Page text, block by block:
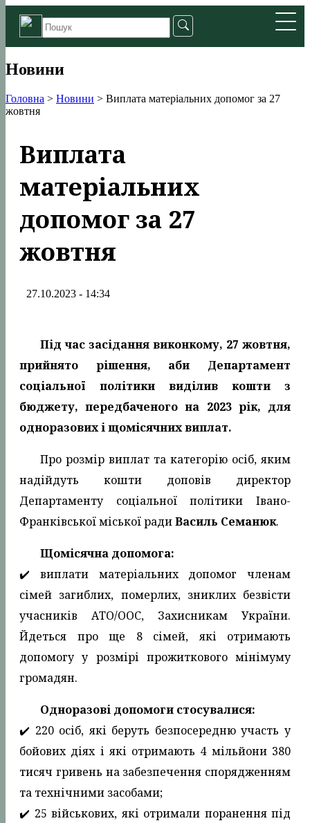
Новини
Головна > Новини > Виплата матеріальних допомог за 27
жовтня
Виплата
матеріальних
допомог за 27
жовтня
27.10.2023 - 14:34
Під час засідання виконкому, 27 жовтня,
прийнято рішення, аби Департамент
соціальної політики виділив кошти з
бюджету, передбаченого на 2023 рік, для
одноразових і щомісячних виплат.
Про розмір виплат та категорію осіб, яким
надійдуть кошти доповів директор
Департаменту соціальної політики Івано-
Франківської міської радиВасиль Семанюк.
Щомісячна допомога:
✔️ виплати матеріальних допомог членам
сімей загиблих, померлих, зниклих безвісти
учасників АТО/ООС, Захисникам України.
Йдеться про ще 8 сімей, які отримають
допомогу у розмірі прожиткового мінімуму
громадян.
Одноразові допомоги стосувалися:
✔️ 220 осіб, які беруть безпосередню участь у
бойових діях і які отримають 4 мільйони 380
тисяч гривень на забезпечення спорядженням
та технічними засобами;
✔️ 25 військових, які отримали поранення під